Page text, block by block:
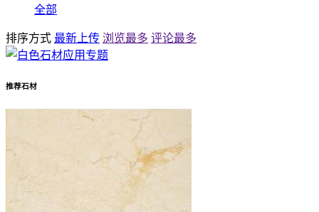
全部
排序方式 最新上传 浏览最多 评论最多
推荐石材